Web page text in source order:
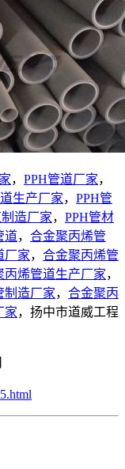
， PPH管道厂家，
生产厂家， PPH管
造厂家， PPH管材
道， 合金聚丙烯管
厂家， 合金聚丙烯管
丙烯管道生产厂家，
制造厂家， 合金聚丙
家，扬中市道威工程